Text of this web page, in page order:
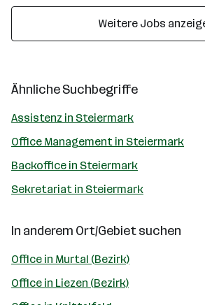
Weitere Jobs
Ähnliche Suchbegriffe
Assistenz in Steiermark
Office Management in Steiermark
Backoffice in Steiermark
Sekretariat in Steiermark
In anderem Ort/Gebiet suchen
Office in Murtal (Bezirk)
Office in Liezen (Bezirk)